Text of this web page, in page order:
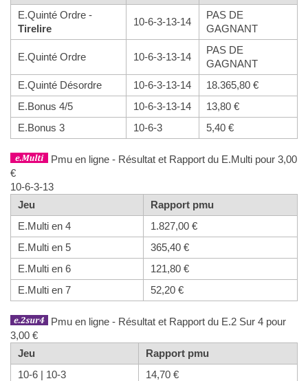
E.Quinté Ordre -
Tirelire
10-6-3-13-14
PAS DE
GAGNANT
E.Quinté Ordre 10-6-3-13-14
PAS DE
GAGNANT
E.Quinté Désordre
10-6-3-13-14
18.365,80 €
E.Bonus 4/5
10-6-3-13-14
13,80 €
E.Bonus 3
10-6-3 5,40 €
Pmu en ligne - Résultat et Rapport du E.Multi pour 3,00
€
10-6-3-13
Jeu
Rapport pmu
E.Multi en 4
1.827,00 €
E.Multi en 5
365,40 €
E.Multi en 6
121,80 €
E.Multi en 7
52,20 €
Pmu en ligne - Résultat et Rapport du E.2 Sur 4 pour
3,00 €
Jeu
Rapport pmu
10-6 | 10-3
14,70 €